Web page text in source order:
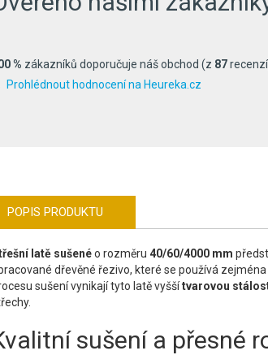
% zákazníků doporučuje náš obchod (z 87
Prohlédnout hodnocení na Heureka.cz
"Nákup proběhl v pohodě, doručení v pořádku,
Ověřeno zákazníky před 377 dny
POPIS PRODUKTU
latě sušenéo rozměru 40/60/4000 mm
dřevěné řezivo, které se používá
sušení vynikají tyto latě vyššítvarovou
sušení a přesné